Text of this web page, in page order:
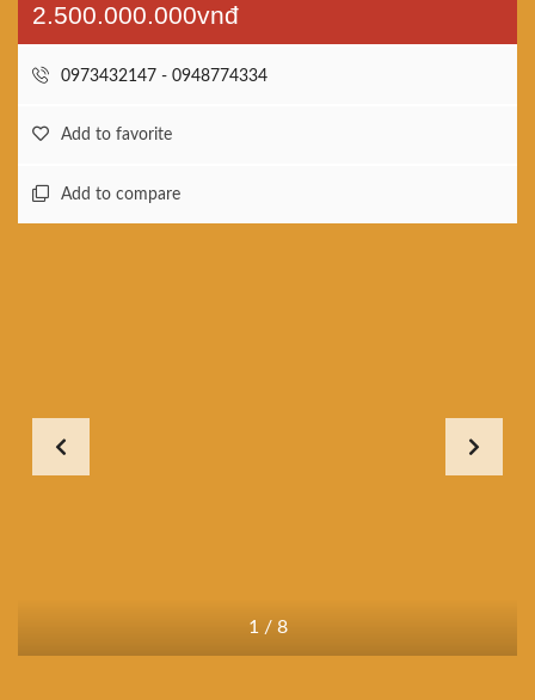
2.500.000.000vnđ
0973432147 - 0948774334
Add to favorite
Add to compare
1 / 8